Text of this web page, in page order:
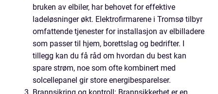
bruken av elbiler, har behovet for effektive
ladeløsninger økt. Elektrofirmarene i Tromsø tilbyr
omfattende tjenester for installasjon av elbilladere
som passer til hjem, borettslag og bedrifter. I
tillegg kan du få råd om hvordan du best kan
spare strøm, noe som ofte kombinert med
solcellepanel gir store energibesparelser.